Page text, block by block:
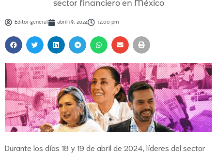
sector financiero en México
Editor general abril 19, 2024 12:00 pm
Durante los días 18 y 19 de abril de 2024, líderes del sector